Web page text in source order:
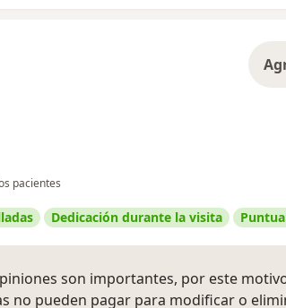
pacientes
Dedicación durante la visita
son importantes, por este
no pueden pagar para modificar o